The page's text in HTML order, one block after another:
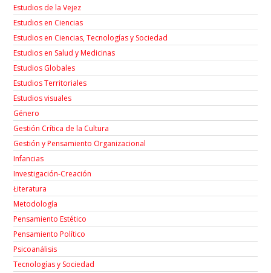
Estudios de la Vejez
Estudios en Ciencias
Estudios en Ciencias, Tecnologías y Sociedad
Estudios en Salud y Medicinas
Estudios Globales
Estudios Territoriales
Estudios visuales
Género
Gestión Crítica de la Cultura
Gestión y Pensamiento Organizacional
Infancias
Investigación-Creación
Łiteratura
Metodología
Pensamiento Estético
Pensamiento Político
Psicoanálisis
Tecnologías y Sociedad